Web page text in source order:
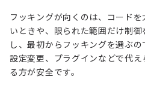
フッキングが向くのは、コード
いときや、限られた範囲だけ制
し、最初からフッキングを選ぶの
設定変更、プラグインなどで代
る方が安全です。